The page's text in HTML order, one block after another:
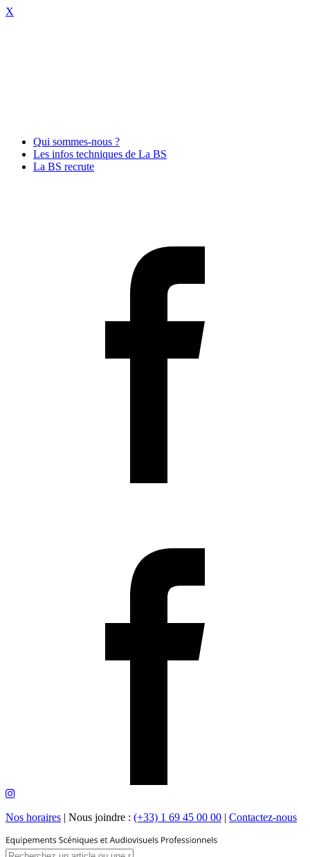
X
Qui sommes-nous ?
Les infos techniques de La BS
La BS recrute
Nos horaires | Nous joindre : (+33) 1 69 45 00 00 | Contactez-nous